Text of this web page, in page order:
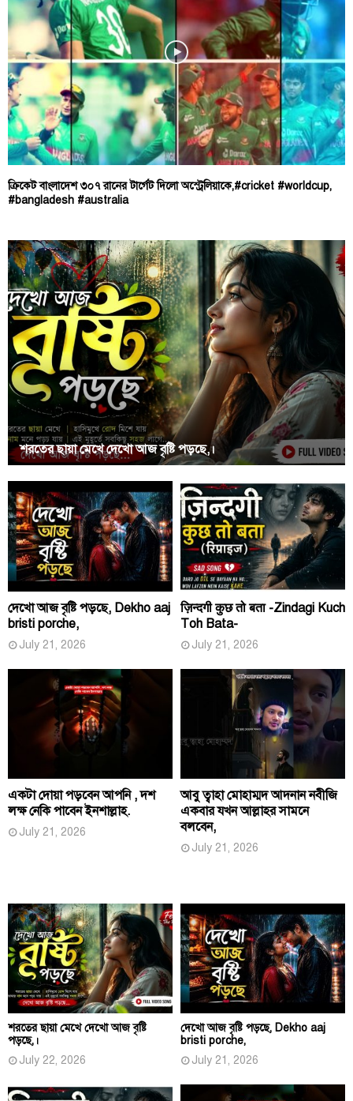
ক্রিকেট বাংলাদেশ ৩০৭ রানের টার্গেট দিলো অস্ট্রেলিয়াকে,#cricket #worldcup,
#bangladesh #australia
শরতের ছায়া মেখে দেখো আজ বৃষ্টি পড়ছে,।
দেখো আজ বৃষ্টি পড়ছে, Dekho aaj
bristi porche,
July 21, 2026
ज़िन्दगी कुछ तो बता -Zindagi Kuch
Toh Bata-
July 21, 2026
একটা দোয়া পড়বেন আপনি , দশ
লক্ষ নেকি পাবেন ইনশাল্লাহ.
July 21, 2026
আবু ত্বাহা মোহাম্মদ আদনান নবীজি
একবার যখন আল্লাহর সামনে
বলবেন,
July 21, 2026
শরতের ছায়া মেখে দেখো আজ বৃষ্টি
পড়ছে,।
July 22, 2026
দেখো আজ বৃষ্টি পড়ছে, Dekho aaj
bristi porche,
July 21, 2026